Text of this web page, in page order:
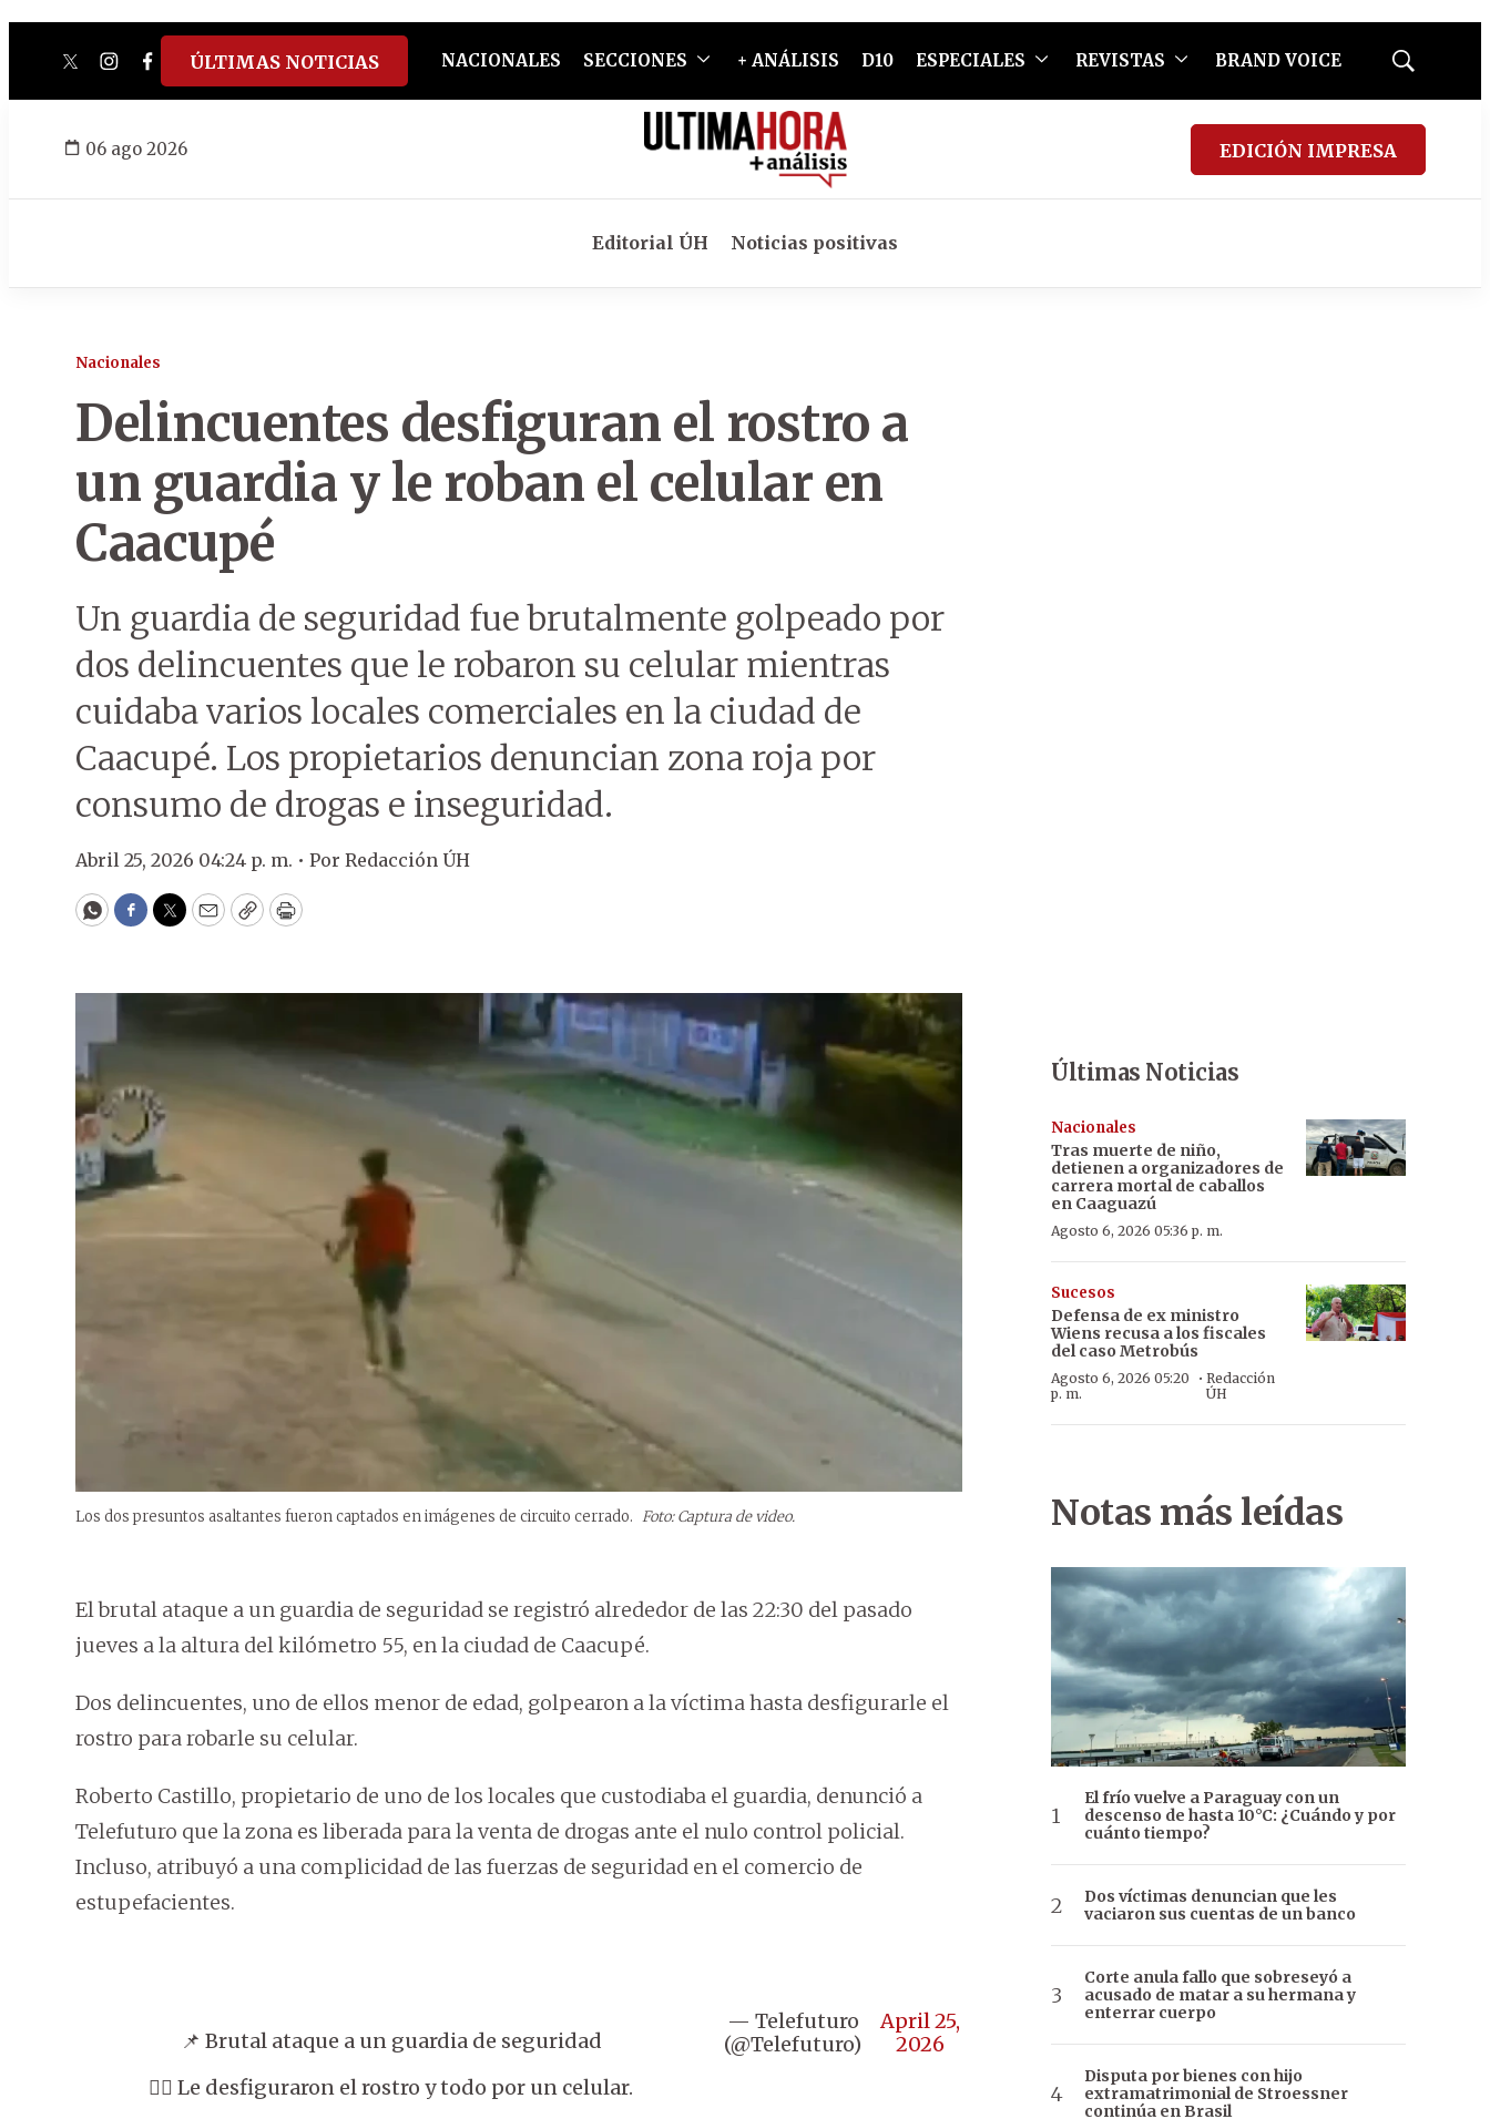
twitterinstagram
facebook
tiktokyoutube
spotify
ÚLTIMAS NOTICIAS NACIONALES SECCIONES + ANÁLISIS D10 ESPECIALES REVISTAS BRAND VOICE
Mostrar
06 ago 2026 EDICIÓN IMPRESA
Editorial ÚH Noticias positivas
Nacionales
Delincuentes desfiguran el rostro a
un guardia y le roban el celular en
Caacupé
Un guardia de seguridad fue brutalmente golpeado por
dos delincuentes que le robaron su celular mientras
cuidaba varios locales comerciales en la ciudad de
Caacupé. Los propietarios denuncian zona roja por
consumo de drogas e inseguridad.
Abril 25, 2026 04:24 p. m. • Por Redacción ÚH
WhatsApp
Facebook
Twitter
EmailCopyPrint
Los dos presuntos asaltantes fueron captados en imágenes de circuito cerrado. Foto: Captura de video.
El brutal ataque a un guardia de seguridad se registró alrededor de las 22:30 del pasado
jueves a la altura del kilómetro 55, en la ciudad de Caacupé.
Dos delincuentes, uno de ellos menor de edad, golpearon a la víctima hasta desfigurarle el
rostro para robarle su celular.
Roberto Castillo, propietario de uno de los locales que custodiaba el guardia, denunció a
Telefuturo que la zona es liberada para la venta de drogas ante el nulo control policial.
Incluso, atribuyó a una complicidad de las fuerzas de seguridad en el comercio de
estupefacientes.
📌 Brutal ataque a un guardia de seguridad
👉🏼 Le desfiguraron el rostro y todo por un celular.
— Telefuturo
(@Telefuturo)
April 25,
2026
Últimas Noticias
Nacionales
Tras muerte de niño,
detienen a organizadores de
carrera mortal de caballos
en Caaguazú
Agosto 6, 2026 05:36 p. m.
Sucesos
Defensa de ex ministro
Wiens recusa a los fiscales
del caso Metrobús
Agosto 6, 2026 05:20
p. m.
· Redacción
ÚH
Notas más leídas
El frío vuelve a Paraguay con un
descenso de hasta 10°C: ¿Cuándo y por
cuánto tiempo?
Dos víctimas denuncian que les
vaciaron sus cuentas de un banco
Corte anula fallo que sobreseyó a
acusado de matar a su hermana y
enterrar cuerpo
Disputa por bienes con hijo
extramatrimonial de Stroessner
continúa en Brasil